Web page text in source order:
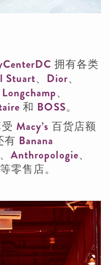
拥有各类
Stuart、 Dior、
Longchamp、
和 BOSS。
Macy’s 百货店额
有 Banana
、Anthropologie、
等零售店。